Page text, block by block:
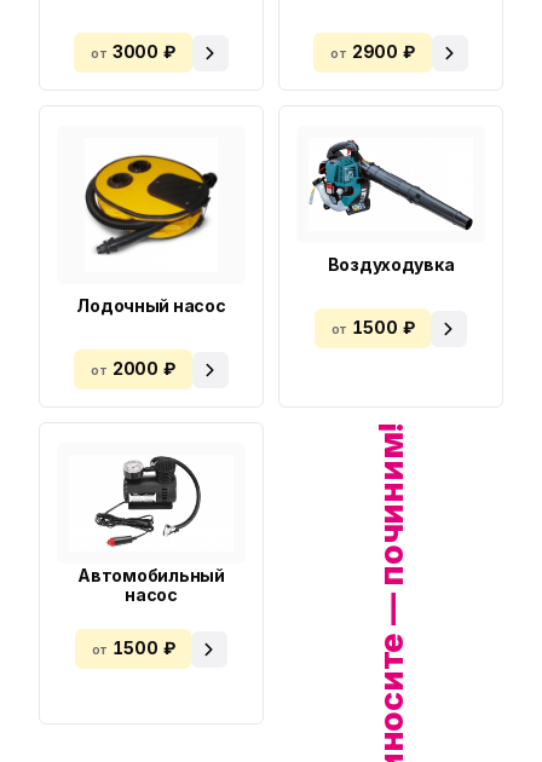
от 3000 ₽ от 2900 ₽
Лодочный насос
от 2000 ₽
Воздуходувка
от 1500 ₽
Автомобильный
насос
от 1500 ₽ Приносите — починим!